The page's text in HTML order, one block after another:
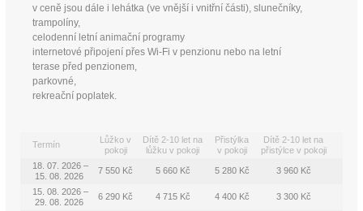
v ceně jsou dále i lehátka (ve vnější i vnitřní části), slunečníky,
trampolíny,
celodenní letní animační programy
internetové připojení přes Wi-Fi v penzionu nebo na letní
terase před penzionem,
parkovné,
rekreační poplatek.
Termín
Lůžko v
pokoji
Dítě 2-10 let na
lůžku v pokoji
Přistýlka
v pokoji
Dítě 2-10 let na
přistýlce v pokoji
18. 07. 2026 –
15. 08. 2026
7 550 Kč 5 660 Kč 5 280 Kč 3 960 Kč
15. 08. 2026 –
29. 08. 2026
6 290 Kč 4 715 Kč 4 400 Kč 3 300 Kč